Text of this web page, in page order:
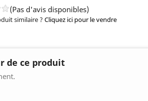
(Pas d'avis disponibles)
similaire ?Cliquez ici pour le vendre
de ce produit